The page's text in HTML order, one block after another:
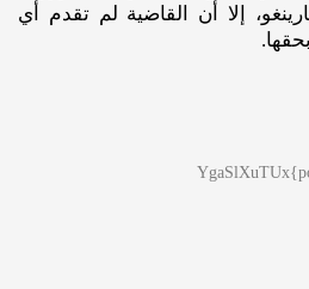
إلا أن القاضية لم تقدم أي